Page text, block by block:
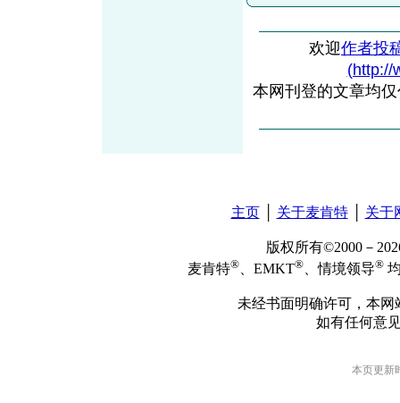
欢迎作者投
(http://
本网刊登的文章均
主页│ 关于麦肯特│ 关于
版权所有©2000－
麦肯特® 、EMKT® 、情境领导®
未经书面明确许可，本
如有任何意
本页更新